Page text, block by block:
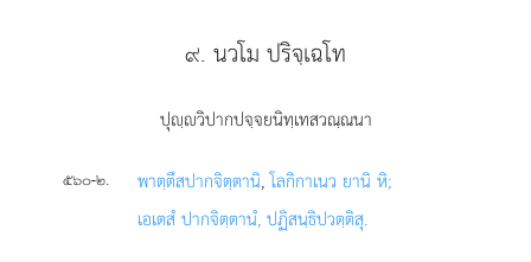
๙. นวโม ปริจฺเฉโท
ปุฺวิปากปจฺจยนิทฺเทสวณฺณนา
๕๖๐-๒. พาตฺตึสปากจิตฺตานิ,โลกิกาเนว ยานิ หิ;
เอเตสํ ปากจิตฺตานํ, ปฏิสนฺธิปวตฺติสุ.